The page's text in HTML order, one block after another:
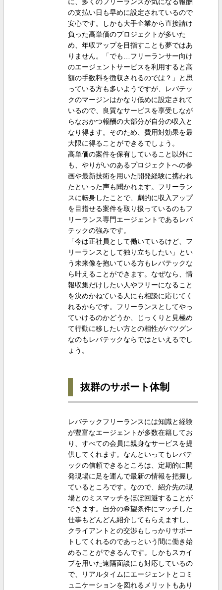
に、多くのフリーランスが気になる報酬
の支払い日も早めに設定されているので
安心です。しかも大手企業から直接請け
負った高単価のプロジェクトが多いた
め、年収アップを目指すことも夢ではあ
りません。「でも…フリーランサー向け
のエージェントサービスを利用すると高
額の手数料を徴収されるのでは？」と思
っている方も多いようですが、レバテッ
クのマージンはかなり低めに設定されて
いるので、良質なサービスを享受しなが
らなおかつ報酬の大部分が自分の収入と
なり得ます。そのため、費用対効果を最
大限に得ることができるでしょう。
高単価の案件を保有していること以外に
も、やりがいのあるプロジェクトへの参
画や最新技術を用いた開発経験に携われ
たといった声も聞かれます。フリーラン
スに転身したことで、劇的に収入アップ
を目指せる案件を取り扱っているのもフ
リーランス専門エージェントであるレバ
テックの強みです。
「今は正社員として働いているけど、フ
リーランスとして独り立ちしたい」とい
う未来像を抱いている方もレバテックな
ら叶えることができます。なぜなら、情
報収集だけしたい人やフリーになること
を決めかねている人にも相談に応じてく
れるからです。フリーランスとしてやっ
ていけるのかどうか、じっくりと見極め
て行動に移したい方との相性がバツグン
なのもレバテックならではといえるでし
ょう。
抜群のサポート体制
レバテックフリーランスには知識と経験
が豊富なエージェントが多数在籍してお
り、すべての会員に親身なサービスを提
供してくれます。なんといってもレバテ
ックの信頼できるところは、定期的に開
発現場に足を運んで最新の情報を把握し
ているところです。なので、紹介先の現
場とのミスマッチをほぼ回避することが
できます。自分の希望条件にマッチした
仕事もどんどん紹介してもらえますし、
クライアントとの交渉もしっかりサポー
トしてくれるのであっという間に働き始
めることができるんです。しかもスカイ
プを用いた遠隔面談にも対応しているの
で、リアルタイムにエージェントとコミ
ュニケーションを図れるメリットもあり